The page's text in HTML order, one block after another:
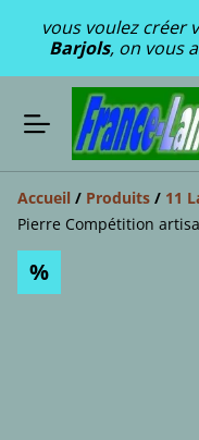
vous voulez créer
Barjols, on vous
Accueil / Produits / 11
Pierre Compétition
%